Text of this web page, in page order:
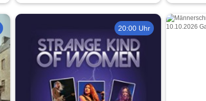
20:00 Uhr